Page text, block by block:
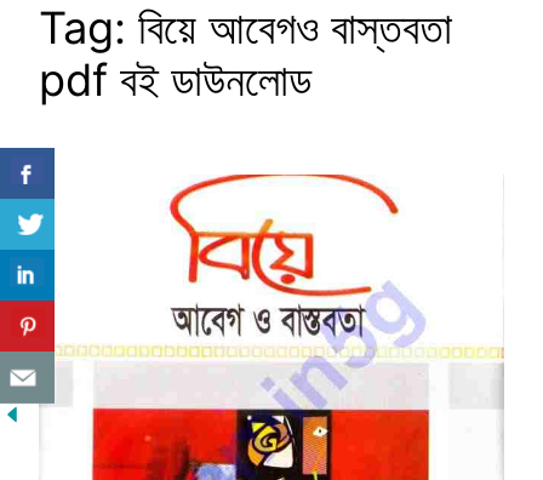
Tag: বিয়ে আবেগও বাস্তবতা
pdf বই ডাউনলোড